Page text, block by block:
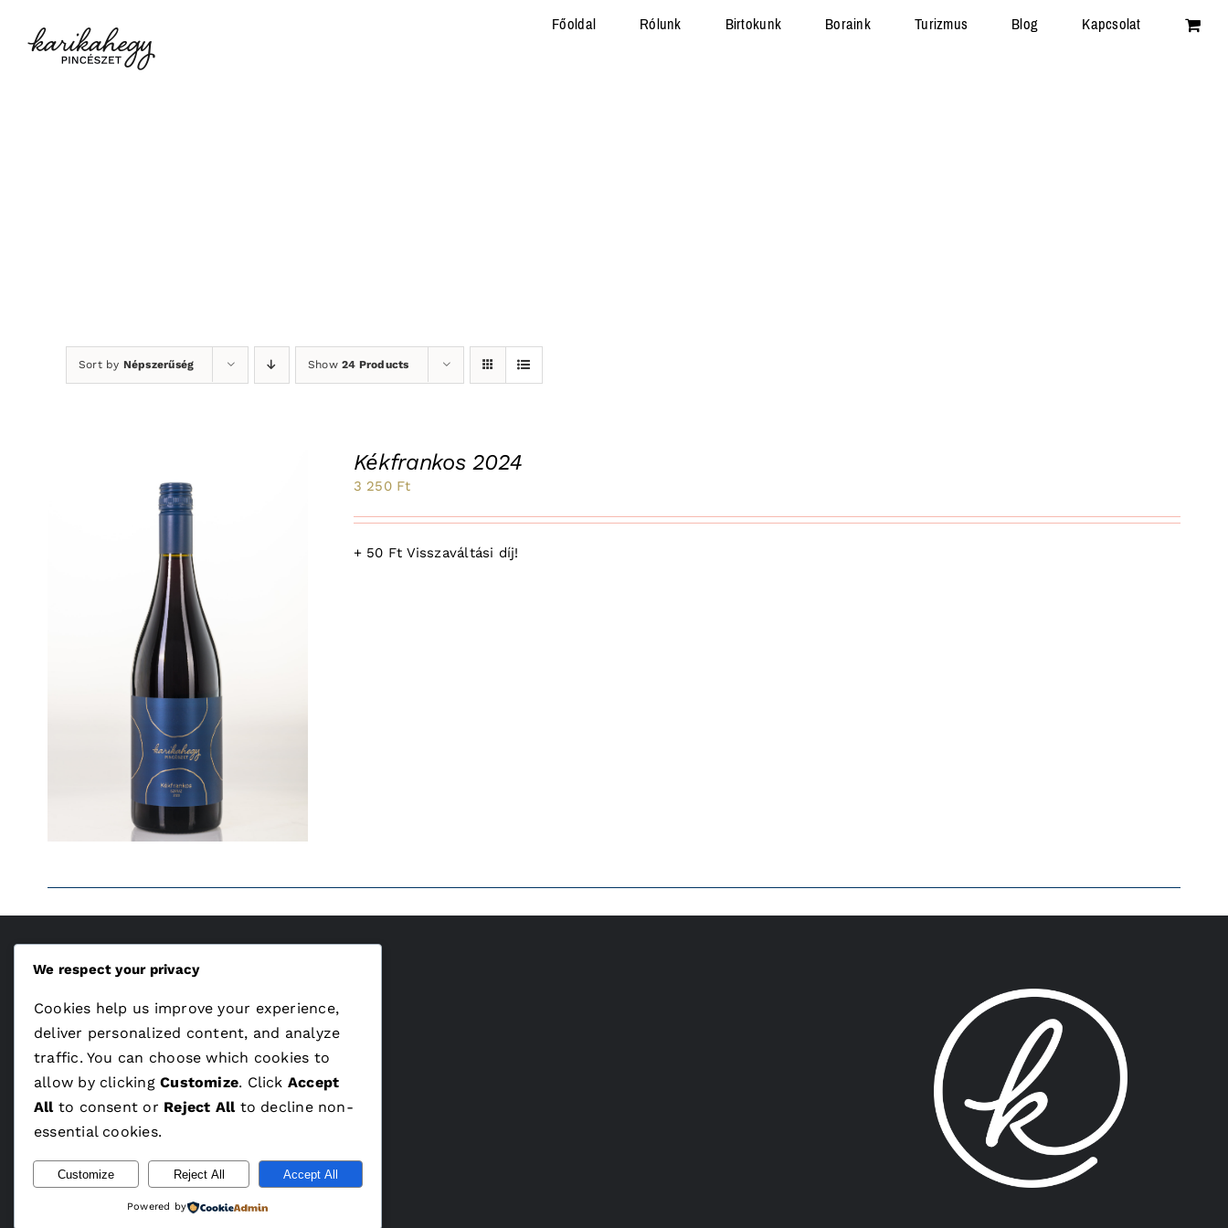
Főoldal Rólunk Birtokunk Boraink Turizmus Blog Kapcsolat
Sort by Népszerűség Show24 Products
Kékfrankos 2024
3 250 Ft
+ 50 Ft Visszaváltási díj!
ÁSZF
Adatvédelem
We respect your privacy
Cookies help us improve your experience,
deliver personalized content, and analyze
traffic. You can choose which cookies to
allow by clickingCustomize. Click Accept
Allto consent or Reject Allto decline non-
essential cookies.
Customize Reject All Accept All
Powered by